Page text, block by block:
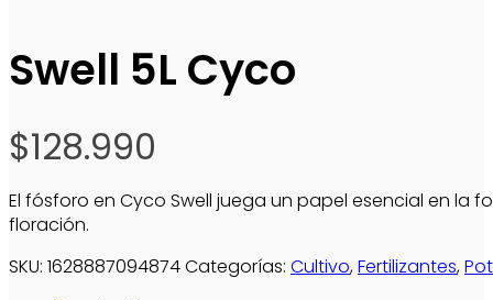
Swell 5L Cyco
$128.990
El fósforo en Cyco Swell juega un papel esencial en
floración.
SKU: 1628887094874Categorías: Cultivo,Fertilizantes,